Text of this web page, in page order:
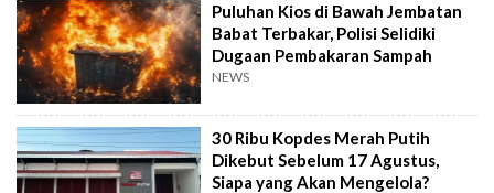
Puluhan Kios di Bawah Jembatan
Babat Terbakar, Polisi Selidiki
Dugaan Pembakaran Sampah
NEWS
30 Ribu Kopdes Merah Putih
Dikebut Sebelum 17 Agustus,
Siapa yang Akan Mengelola?